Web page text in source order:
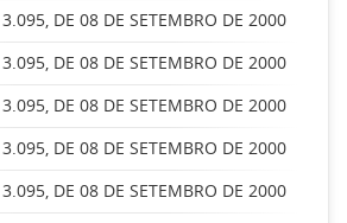
3.095, DE 08 DE SETEMBRO DE 2000
3.095, DE 08 DE SETEMBRO DE 2000
3.095, DE 08 DE SETEMBRO DE 2000
3.095, DE 08 DE SETEMBRO DE 2000
3.095, DE 08 DE SETEMBRO DE 2000